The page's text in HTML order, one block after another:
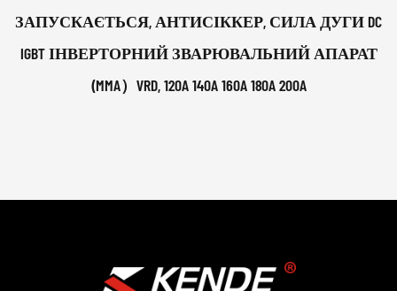
ЗАПУСКАЄТЬСЯ, АНТИСІККЕР, СИЛА ДУГИ DC
IGBT ІНВЕРТОРНИЙ ЗВАРЮВАЛЬНИЙ АПАРАТ
(MMA）VRD, 120A 140A 160A 180A 200A